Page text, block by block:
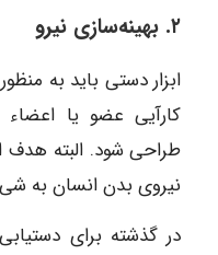
۲. بهینه‌سازی نیرو
ابزار دستی باید به
کارآیی عضو یا
طراحی شود. البته هدف
نیروی بدن انسان به
در گذشته برای